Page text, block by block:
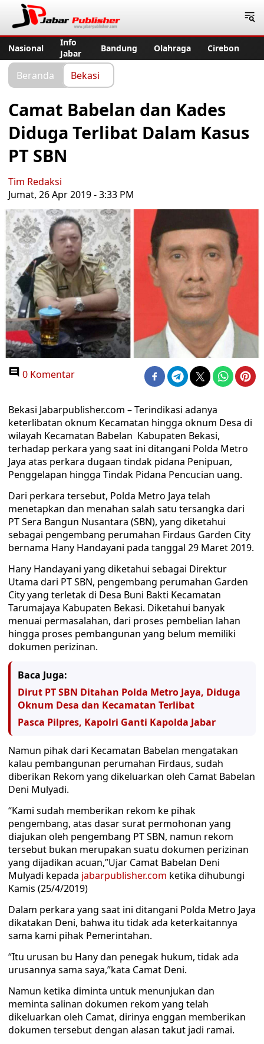
Nasional
Info
Jabar
Bandung Olahraga Cirebon
Beranda Bekasi
Camat Babelan dan Kades
Diduga Terlibat Dalam Kasus
PT SBN
Tim Redaksi
Jumat, 26 Apr 2019 - 3:33 PM
0 Komentar
Bekasi Jabarpublisher.com – Terindikasi adanya
keterlibatan oknum Kecamatan hingga oknum Desa di
wilayah Kecamatan Babelan Kabupaten Bekasi,
terhadap perkara yang saat ini ditangani Polda Metro
Jaya atas perkara dugaan tindak pidana Penipuan,
Penggelapan hingga Tindak Pidana Pencucian uang.
Dari perkara tersebut, Polda Metro Jaya telah
menetapkan dan menahan salah satu tersangka dari
PT Sera Bangun Nusantara (SBN), yang diketahui
sebagai pengembang perumahan Firdaus Garden City
bernama Hany Handayani pada tanggal 29 Maret 2019.
Hany Handayani yang diketahui sebagai Direktur
Utama dari PT SBN, pengembang perumahan Garden
City yang terletak di Desa Buni Bakti Kecamatan
Tarumajaya Kabupaten Bekasi. Diketahui banyak
menuai permasalahan, dari proses pembelian lahan
hingga proses pembangunan yang belum memiliki
dokumen perizinan.
Baca Juga:
Dirut PT SBN Ditahan Polda Metro Jaya, Diduga
Oknum Desa dan Kecamatan Terlibat
Pasca Pilpres, Kapolri Ganti Kapolda Jabar
Namun pihak dari Kecamatan Babelan mengatakan
kalau pembangunan perumahan Firdaus, sudah
diberikan Rekom yang dikeluarkan oleh Camat Babelan
Deni Mulyadi.
“Kami sudah memberikan rekom ke pihak
pengembang, atas dasar surat permohonan yang
diajukan oleh pengembang PT SBN, namun rekom
tersebut bukan merupakan suatu dokumen perizinan
yang dijadikan acuan,”Ujar Camat Babelan Deni
Mulyadi kepada jabarpublisher.com ketika dihubungi
Kamis (25/4/2019)
Dalam perkara yang saat ini ditangani Polda Metro Jaya
dikatakan Deni, bahwa itu tidak ada keterkaitannya
sama kami pihak Pemerintahan.
“Itu urusan bu Hany dan penegak hukum, tidak ada
urusannya sama saya,”kata Camat Deni.
Namun ketika diminta untuk menunjukan dan
meminta salinan dokumen rekom yang telah
dikeluarkan oleh Camat, dirinya enggan memberikan
dokumen tersebut dengan alasan takut jadi ramai.